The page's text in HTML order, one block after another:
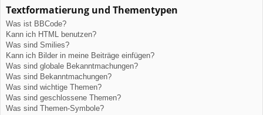
Textformatierung und Thementypen
Was ist BBCode?
Kann ich HTML benutzen?
Was sind Smilies?
Kann ich Bilder in meine Beiträge einfügen?
Was sind globale Bekanntmachungen?
Was sind Bekanntmachungen?
Was sind wichtige Themen?
Was sind geschlossene Themen?
Was sind Themen-Symbole?